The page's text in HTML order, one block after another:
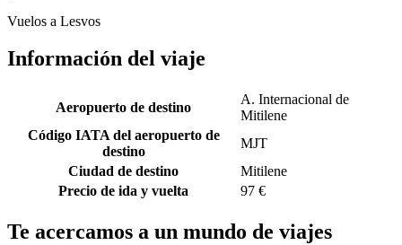
Vuelos a Lesvos
Información del viaje
Aeropuerto de destino
A. Internacional de
Mitilene
Código IATA del aeropuerto de
destino
MJT
Ciudad de destino
Mitilene
Precio de ida y vuelta
97 €
Te acercamos a un mundo de viajes